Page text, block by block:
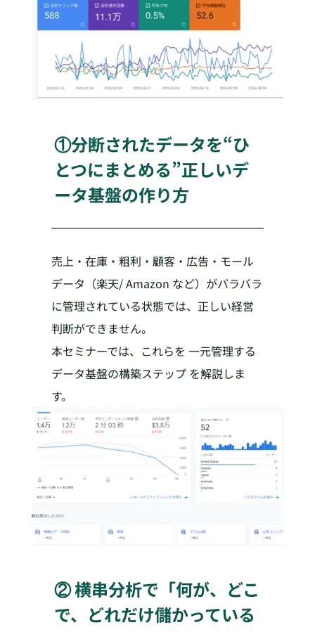
①分断されたデータを“ひ
とつにまとめる”正しいデ
ータ基盤の作り方
売上・在庫・粗利・顧客・広告・モール
データ（楽天/ Amazon など）がバラバラ
に管理されている状態では、正しい経営
判断ができません。
本セミナーでは、これらを 一元管理する
データ基盤の構築ステップ を解説しま
す。
② 横串分析で「何が、どこ
で、どれだけ儲かっている